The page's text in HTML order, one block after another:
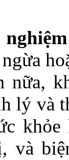
nữa,
lý và
và